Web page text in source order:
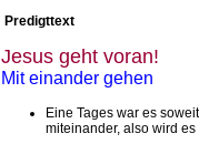
Predigttext
Jesus geht voran!
Mit einander gehen
Eine Tages war es
miteinander, also wird